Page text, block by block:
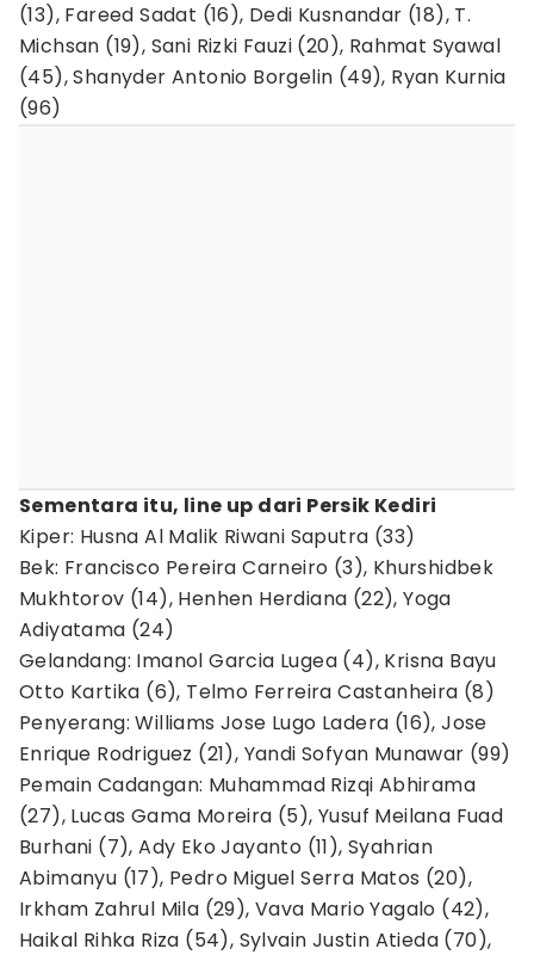
(13), Fareed Sadat (16), Dedi Kusnandar (18), T.
Michsan (19), Sani Rizki Fauzi (20), Rahmat Syawal
(45), Shanyder Antonio Borgelin (49), Ryan Kurnia
(96)
Sementara itu, line up dari Persik Kediri
Kiper: Husna Al Malik Riwani Saputra (33)
Bek: Francisco Pereira Carneiro (3), Khurshidbek
Mukhtorov (14), Henhen Herdiana (22), Yoga
Adiyatama (24)
Gelandang: Imanol Garcia Lugea (4), Krisna Bayu
Otto Kartika (6), Telmo Ferreira Castanheira (8)
Penyerang: Williams Jose Lugo Ladera (16), Jose
Enrique Rodriguez (21), Yandi Sofyan Munawar (99)
Pemain Cadangan: Muhammad Rizqi Abhirama
(27), Lucas Gama Moreira (5), Yusuf Meilana Fuad
Burhani (7), Ady Eko Jayanto (11), Syahrian
Abimanyu (17), Pedro Miguel Serra Matos (20),
Irkham Zahrul Mila (29), Vava Mario Yagalo (42),
Haikal Rihka Riza (54), Sylvain Justin Atieda (70),